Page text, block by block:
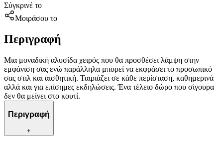
Σύγκρινέ το
Μοιράσου το
Περιγραφή
Μια μοναδική αλυσίδα χειρός που θα προσθέσει λάμψη στην
εμφάνιση σας ενώ παράλληλα μπορεί να εκφράσει το προσωπικό
σας στιλ και αισθητική. Ταιριάζει σε κάθε περίσταση, καθημερινά
αλλά και για επίσημες εκδηλώσεις. Ένα τέλειο δώρο που σίγουρα
δεν θα μείνει στο κουτί.
Περιγραφή
+